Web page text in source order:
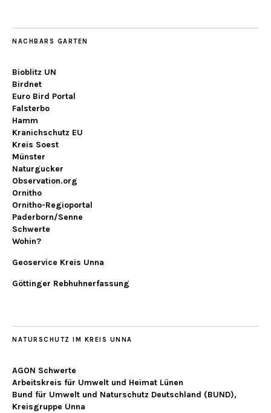
NACHBARS GARTEN
Bioblitz UN
Birdnet
Euro Bird Portal
Falsterbo
Hamm
Kranichschutz EU
Kreis Soest
Münster
Naturgucker
Observation.org
Ornitho
Ornitho-Regioportal
Paderborn/Senne
Schwerte
Wohin?
Geoservice Kreis Unna
Göttinger Rebhuhnerfassung
NATURSCHUTZ IM KREIS UNNA
AGON Schwerte
Arbeitskreis für Umwelt und Heimat Lünen
Bund für Umwelt und Naturschutz Deutschland (BUND),
Kreisgruppe Unna